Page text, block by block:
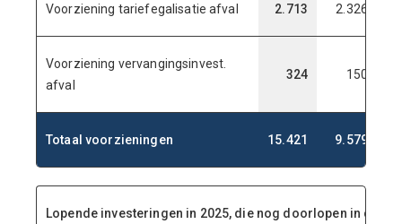
Voorziening tariefegalisatie afval 2.713 2.326
Voorziening vervangingsinvest.
afval
324 150
Totaal voorzieningen 15.421 9.579
Lopende investeringen in 2025, die nog doorlopen in de